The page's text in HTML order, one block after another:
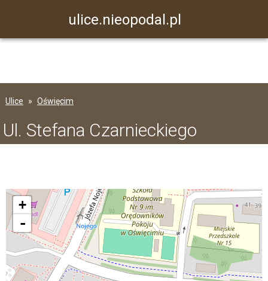
ulice.nieopodal.pl
Ulice Oświęcim
Ul. Stefana Czarnieckiego
+
-